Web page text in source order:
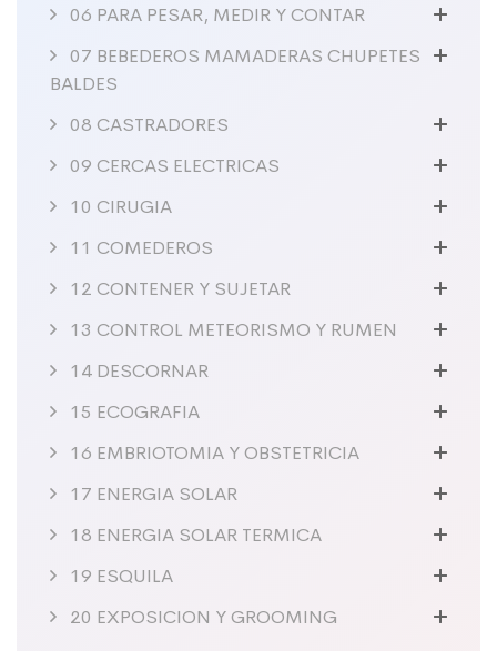
06 PARA PESAR, MEDIR Y CONTAR
07 BEBEDEROS MAMADERAS CHUPETES
BALDES
08 CASTRADORES
09 CERCAS ELECTRICAS
10 CIRUGIA
11 COMEDEROS
12 CONTENER Y SUJETAR
13 CONTROL METEORISMO Y RUMEN
14 DESCORNAR
15 ECOGRAFIA
16 EMBRIOTOMIA Y OBSTETRICIA
17 ENERGIA SOLAR
18 ENERGIA SOLAR TERMICA
19 ESQUILA
20 EXPOSICION Y GROOMING